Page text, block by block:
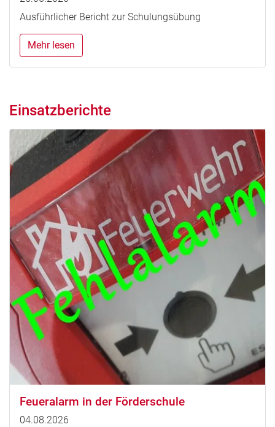
Ausführlicher Bericht zur Schulungsübung
Mehr lesen
Einsatzberichte
Feueralarm in der Förderschule
04.08.2026